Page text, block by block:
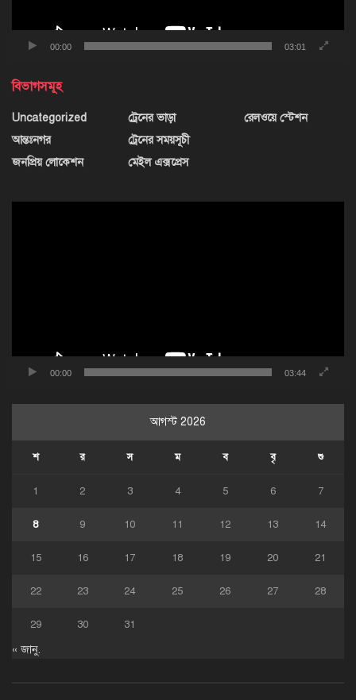
00:00 03:01
বিভাগসমূহ
Uncategorized
আন্তঃনগর
জনপ্রিয় লোকেশন
ট্রেনের ভাড়া
ট্রেনের সময়সূচী
মেইল এক্সপ্রেস
রেলওয়ে স্টেশন
00:00 03:44
আগস্ট 2026
শ র স ম ব বৃ শু
1 2 3 4 5 6 7
8 9 10 11 12 13 14
15 16 17 18 19 20 21
22 23 24 25 26 27 28
29 30 31
« জানু.